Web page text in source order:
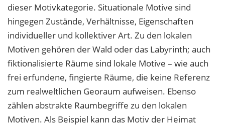
dieser Motivkategorie. Situationale Motive sind
hingegen Zustände, Verhältnisse, Eigenschaften
individueller und kollektiver Art. Zu den lokalen
Motiven gehören der Wald oder das Labyrinth; auch
fiktionalisierte Räume sind lokale Motive – wie auch
frei erfundene, fingierte Räume, die keine Referenz
zum realweltlichen Georaum aufweisen. Ebenso
zählen abstrakte Raumbegriffe zu den lokalen
Motiven. Als Beispiel kann das Motiv der Heimat